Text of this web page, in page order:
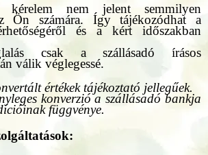
nem jelent semmilyen
Ön számára. Így tájékozódhat a
és a kért időszakban
csak a szállásadó írásos
válik véglegessé.
értékek tájékoztató jellegűek.
konverzió a szállásadó bankja
függvénye.